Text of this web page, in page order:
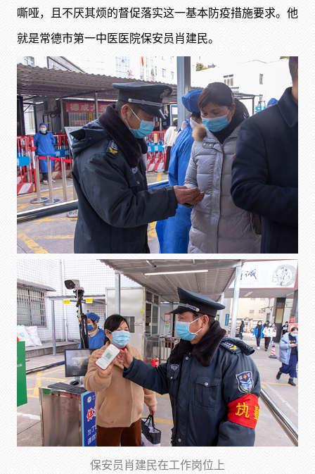
嘶哑，且不厌其烦的督促落实这一基本防疫措施要求。他
就是常德市第一中医医院保安员肖建民。
保安员肖建民在工作岗位上